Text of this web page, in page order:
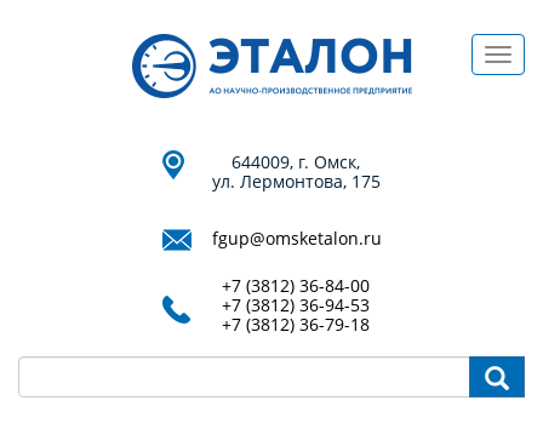
644009, г. Омск,
ул. Лермонтова, 175
fgup@omsketalon.ru
+7 (3812) 36-84-00
+7 (3812) 36-94-53
+7 (3812) 36-79-18